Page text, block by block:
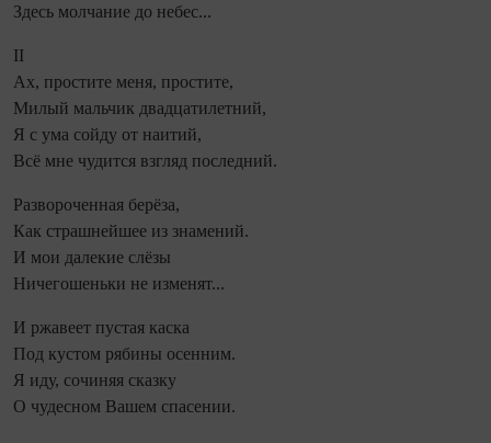
Здесь молчание до небес...
II
Ах, простите меня, простите,
Милый мальчик двадцатилетний,
Я с ума сойду от наитий,
Всё мне чудится взгляд последний.
Развороченная берёза,
Как страшнейшее из знамений.
И мои далекие слёзы
Ничегошеньки не изменят...
И ржавеет пустая каска
Под кустом рябины осенним.
Я иду, сочиняя сказку
О чудесном Вашем спасении.